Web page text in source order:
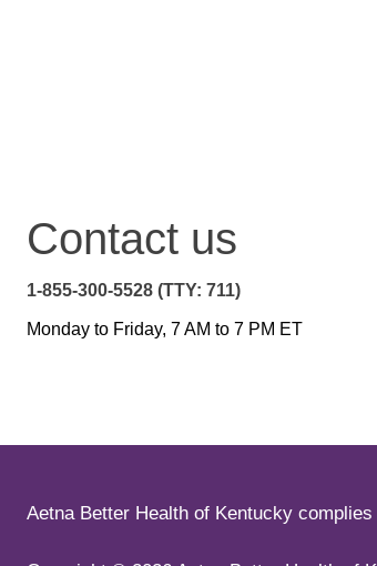
Contact us
1-855-300-5528 (TTY: 711)
Monday to Friday, 7 AM to 7 PM ET
Aetna Better Health of Kentucky